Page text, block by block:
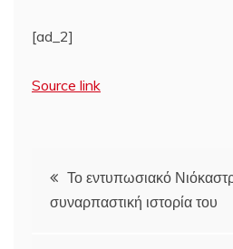
[ad_2]
Source link
Πλοήγηση
άρθρων
Το εντυπωσιακό
συναρπαστική ιστορία του